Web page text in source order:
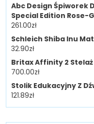
Abc Design Śpiworek
Special Edition Rose-
261.00zł
Schleich Shiba Inu
32.90zł
Britax Affinity 2
700.00zł
Stolik Edukacyjny Z
121.89zł